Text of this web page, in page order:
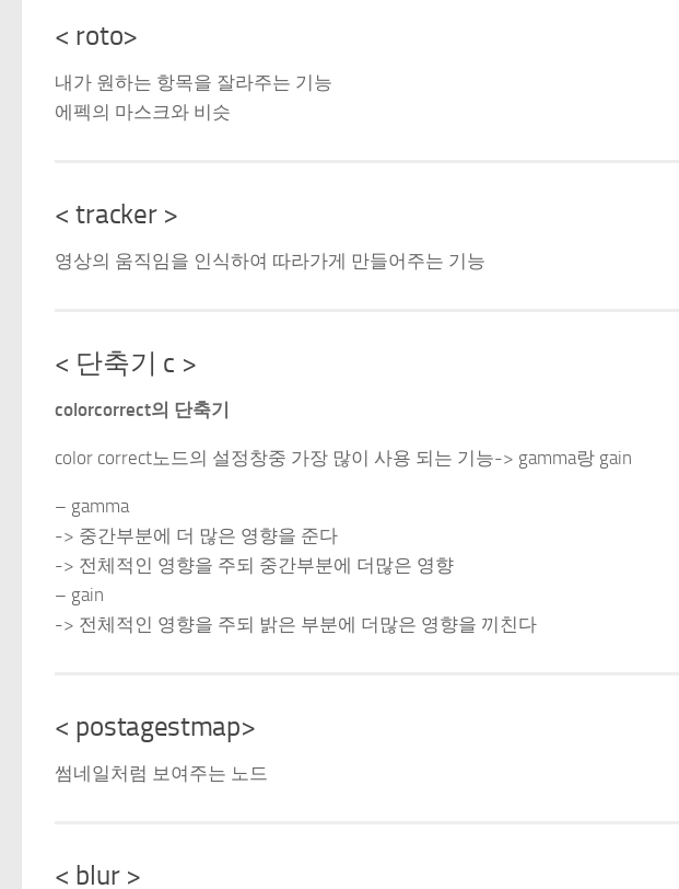
< roto>
내가 원하는 항목을 잘라주는 기능
에펙의 마스크와 비슷
< tracker >
영상의 움직임을 인식하여 따라가게 만들어주는 기능
< 단축기 c >
colorcorrect의 단축기
color correct노드의 설정창중 가장 많이 사용 되는 기능-> gamma랑 gain
– gamma
-> 중간부분에 더 많은 영향을 준다
-> 전체적인 영향을 주되 중간부분에 더많은 영향
– gain
-> 전체적인 영향을 주되 밝은 부분에 더많은 영향을 끼친다
< postagestmap>
썸네일처럼 보여주는 노드
< blur >